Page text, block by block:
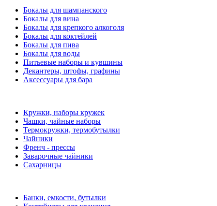
Бокалы для шампанского
Бокалы для вина
Бокалы для крепкого алкоголя
Бокалы для коктейлей
Бокалы для пива
Бокалы для воды
Питьевые наборы и кувшины
Декантеры, штофы, графины
Аксессуары для бара
Кружки, наборы кружек
Чашки, чайные наборы
Термокружки, термобутылки
Чайники
Френч - прессы
Заварочные чайники
Сахарницы
Банки, емкости, бутылки